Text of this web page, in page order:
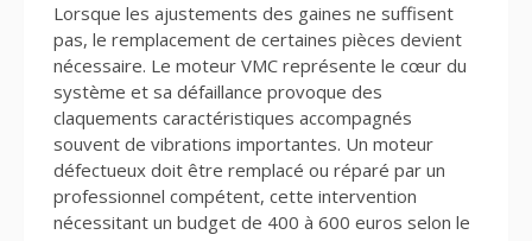
Lorsque les ajustements des gaines ne suffisent
pas, le remplacement de certaines pièces devient
nécessaire. Le moteur VMC représente le cœur du
système et sa défaillance provoque des
claquements caractéristiques accompagnés
souvent de vibrations importantes. Un moteur
défectueux doit être remplacé ou réparé par un
professionnel compétent, cette intervention
nécessitant un budget de 400 à 600 euros selon le